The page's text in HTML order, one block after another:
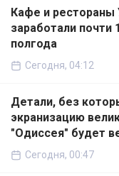
Кафе и рестораны
заработали почти
полгода
Сегодня, 04:12
Детали, без
экранизацию
"Одиссея" будет
Сегодня, 00:47